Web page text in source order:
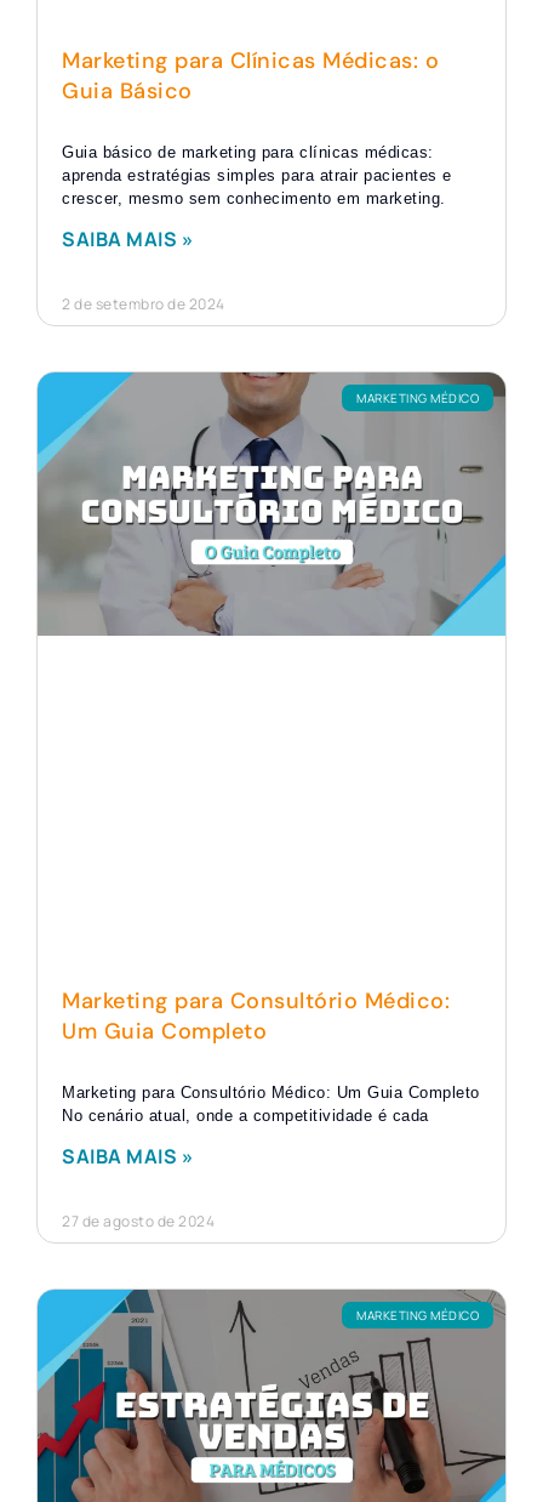
Marketing para Clínicas Médicas: o
Guia Básico
Guia básico de marketing para clínicas médicas:
aprenda estratégias simples para atrair pacientes e
crescer, mesmo sem conhecimento em marketing.
SAIBA MAIS »
2 de setembro de 2024
MARKETING MÉDICO
Marketing para Consultório Médico:
Um Guia Completo
Marketing para Consultório Médico: Um Guia Completo
No cenário atual, onde a competitividade é cada
SAIBA MAIS »
27 de agosto de 2024
MARKETING MÉDICO